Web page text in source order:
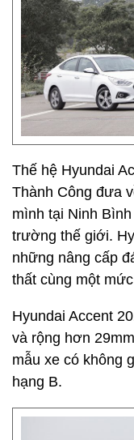
Thế hệ Hyundai
Thành Công đưa
mình tại Ninh
trường thế giới.
những nâng cấp
thất cùng một
Hyundai Accent
và rộng hơn
mẫu xe có không
hạng B.